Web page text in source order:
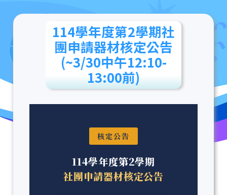
114學年度第2學期社
團申請器材核定公告
(~3/30中午12:10-
13:00前)
核定公告
114學年度第2學期
社團申請器材核定公告